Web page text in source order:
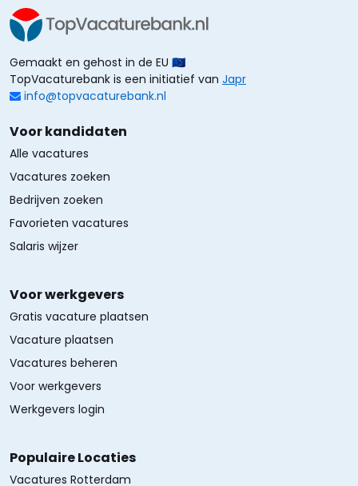
Gemaakt en gehost in de EU 🇪🇺
TopVacaturebank is een initiatief van Japr
info@topvacaturebank.nl
Voor kandidaten
Alle vacatures
Vacatures zoeken
Bedrijven zoeken
Favorieten vacatures
Salaris wijzer
Voor werkgevers
Gratis vacature plaatsen
Vacature plaatsen
Vacatures beheren
Voor werkgevers
Werkgevers login
Populaire Locaties
Vacatures Rotterdam